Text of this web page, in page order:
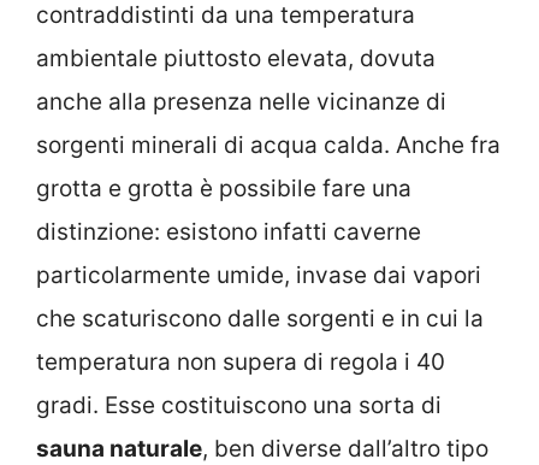
contraddistinti da una temperatura
ambientale piuttosto elevata, dovuta
anche alla presenza nelle vicinanze di
sorgenti minerali di acqua calda. Anche fra
grotta e grotta è possibile fare una
distinzione: esistono infatti caverne
particolarmente umide, invase dai vapori
che scaturiscono dalle sorgenti e in cui la
temperatura non supera di regola i 40
gradi. Esse costituiscono una sorta di
sauna naturale, ben diverse dall’altro tipo